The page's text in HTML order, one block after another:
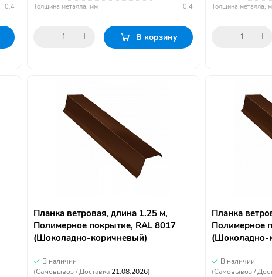
0.4
Толщина металла, мм
0.4
В корзину
Толщина металла,
Планка ветровая, длина 1.25 м,
Полимерное покрытие, RAL 8017
(Шоколадно-коричневый)
В наличии
(Самовывоз / Доставка 21.08.2026)
Планка
Полимерное
(Шоколадно-
В наличии
(Самовывоз /